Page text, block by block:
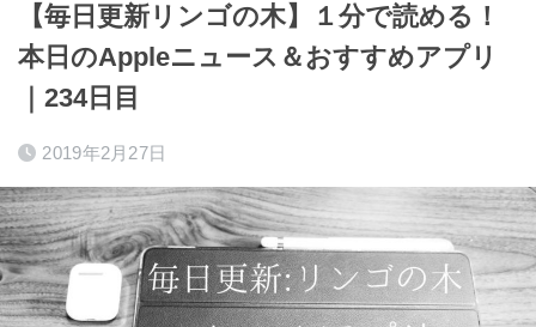
【毎日更新リンゴの木】１分で読める！
本日のAppleニュース＆おすすめアプリ
｜234日目
2019年2月27日